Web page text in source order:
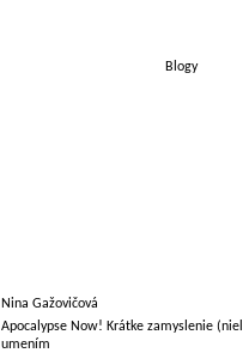
Blogy
Nina Gažovičová
Apocalypse Now! Krátke zamyslenie
umením